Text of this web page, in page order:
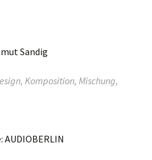
Sandig
Komposition, Mischung,